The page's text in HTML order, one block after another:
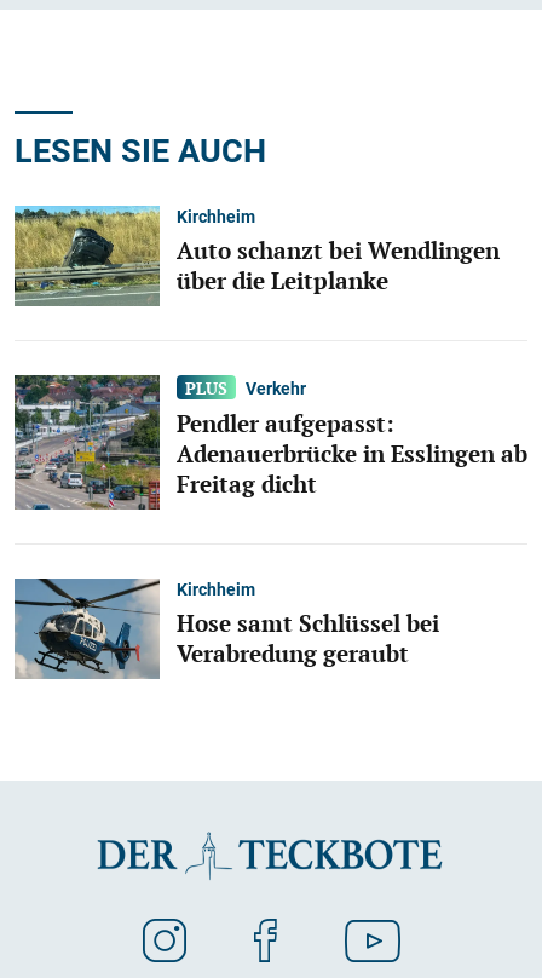
LESEN SIE AUCH
Kirchheim
Auto schanzt bei Wendlingen
über die Leitplanke
Verkehr
Pendler aufgepasst:
Adenauerbrücke in Esslingen ab
Freitag dicht
Kirchheim
Hose samt Schlüssel bei
Verabredung geraubt